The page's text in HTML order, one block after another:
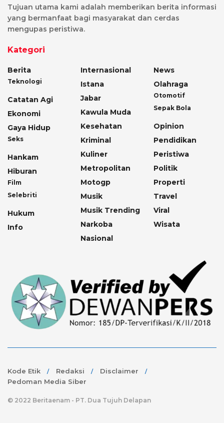
Tujuan utama kami adalah memberikan berita informasi
yang bermanfaat bagi masyarakat dan cerdas
mengupas peristiwa.
Kategori
Berita
Teknologi
Catatan Agi
Ekonomi
Gaya Hidup
Seks
Hankam
Hiburan
Film
Selebriti
Hukum
Info
Internasional
Istana
Jabar
Kawula Muda
Kesehatan
Kriminal
Kuliner
Metropolitan
Motogp
Musik
Musik Trending
Narkoba
Nasional
News
Olahraga
Otomotif
Sepak Bola
Opinion
Pendidikan
Peristiwa
Politik
Properti
Travel
Viral
Wisata
Kode Etik Redaksi
Disclaimer
Pedoman Media Siber
© 2022 Beritaenam - PT. Dua Tujuh Delapan